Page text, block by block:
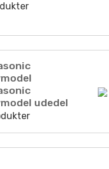
udedel